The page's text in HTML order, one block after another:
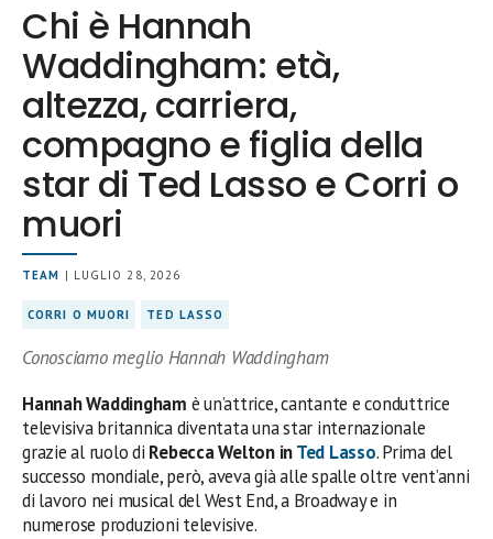
Chi è Hannah
Waddingham: età,
altezza, carriera,
compagno e figlia della
star di Ted Lasso e Corri o
muori
TEAM | LUGLIO 28, 2026
CORRI O MUORI TED LASSO
Conosciamo meglio Hannah Waddingham
Hannah Waddingham è un’attrice, cantante e conduttrice
televisiva britannica diventata una star internazionale
grazie al ruolo di Rebecca Welton inTed Lasso. Prima del
successo mondiale, però, aveva già alle spalle oltre vent’anni
di lavoro nei musical del West End, a Broadway e in
numerose produzioni televisive.